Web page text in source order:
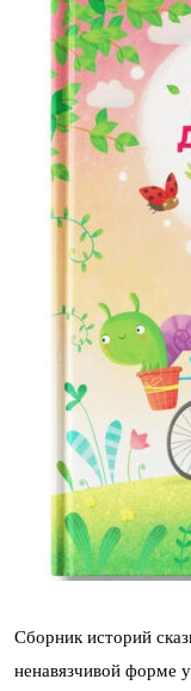
Сборник историй
ненавязчивой форме